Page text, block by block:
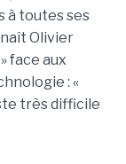
à toutes ses
Olivier
face aux
: «
très difficile